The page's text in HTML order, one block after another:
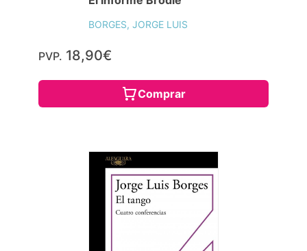
BORGES, JORGE LUIS
PVP. 18,90€
Comprar